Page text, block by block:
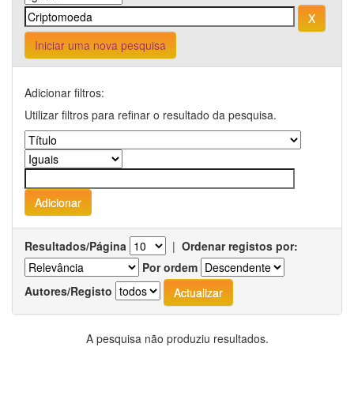
Iniciar uma nova pesquisa
Adicionar filtros:
Utilizar filtros para refinar o resultado da pesquisa.
Resultados/Página | Ordenar registos por:
Por ordem
Autores/Registo
A pesquisa não produziu resultados.